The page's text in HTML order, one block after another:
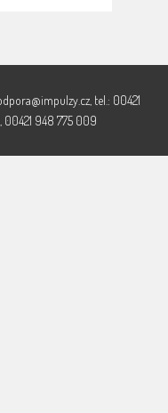
tel.: 00421
00421 948 775 009